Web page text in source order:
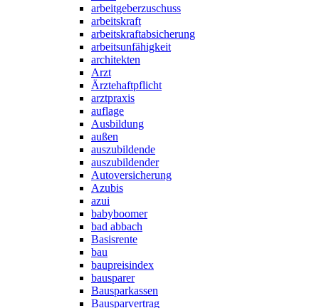
arbeitgeberzuschuss
arbeitskraft
arbeitskraftabsicherung
arbeitsunfähigkeit
architekten
Arzt
Ärztehaftpflicht
arztpraxis
auflage
Ausbildung
außen
auszubildende
auszubildender
Autoversicherung
Azubis
azui
babyboomer
bad abbach
Basisrente
bau
baupreisindex
bausparer
Bausparkassen
Bausparvertrag